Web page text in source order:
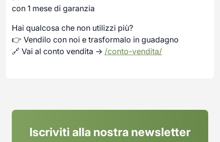
con 1 mese di garanzia
Hai qualcosa che non utilizzi più?
👉 Vendilo con noi e trasformalo in guadagno
🔗 Vai al conto vendita → /conto-vendita/
Iscriviti alla nostra newsletter